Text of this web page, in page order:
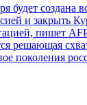
создана
и закрыть
пишет
решающая
поколения